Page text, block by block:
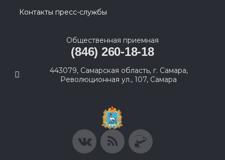
Контакты пресс-службы
Общественная приемная
(846) 260-18-18
443079, Самарская область, г. Самара,
Революционная ул., 107, Самара